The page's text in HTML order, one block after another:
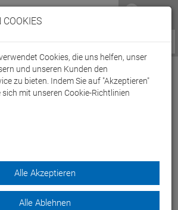
Service / Hilfe
Haltbarkeit auch ein sehr
COOKIES
Cookies, die uns helfen, unser
und unseren Kunden den
zu bieten. Indem Sie auf "Akzeptieren"
sich mit unseren Cookie-Richtlinien
Alle Akzeptieren
Alle Ablehnen